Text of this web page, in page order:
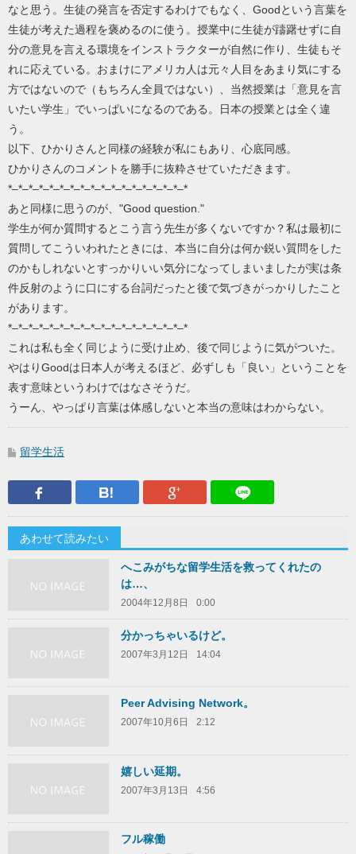
なと思う。生徒の発言を否定するわけでもなく、Goodという言葉を
生徒が考えた過程を褒めるのに使う。授業中に生徒が躊躇せずに自
分の意見を言える環境をインストラクターが自然に作り、生徒もそ
れに応えている。おまけにアメリカ人は元々人目をあまり気にする
方ではないので（もちろん全員ではない）、当然授業は「意見を言
いたい学生」でいっぱいになるのである。日本の授業とは全く違
う。
以下、ひかりさんと同様の経験が私にもあり、心底同感。
ひかりさんのコメントを勝手に抜粋させていただきます。
*–*–*–*–*–*–*–*–*–*–*–*–*–*–*–*–*–*
あと同様に思うのが、"Good question."
学生が何か質問するとこう言う先生が多くないですか？私は最初に
質問してこういわれたときには、本当に自分は何か鋭い質問をした
のかもしれないとすっかりいい気分になってしまいましたが実は条
件反射のように口にする台詞だったと後で気づきがっかりしたこと
があります。
*–*–*–*–*–*–*–*–*–*–*–*–*–*–*–*–*–*
これは私も全く同じように受け止め、後で同じように気がついた。
やはりGoodは日本人が考えるほど、必ずしも「良い」ということを
表す意味というわけではなさそうだ。
うーん、やっぱり言葉は体感しないと本当の意味はわからない。
留学生活
Facebook はてなブックマークGoogle Plus
あわせて読みたい
へこみがちな留学生活を救ってくれたの
は…、
2004年12月8日 0:00
分かっちゃいるけど。
2007年3月12日 14:04
Peer Advising Network。
2007年10月6日 2:12
嬉しい延期。
2007年3月13日 4:56
フル稼働